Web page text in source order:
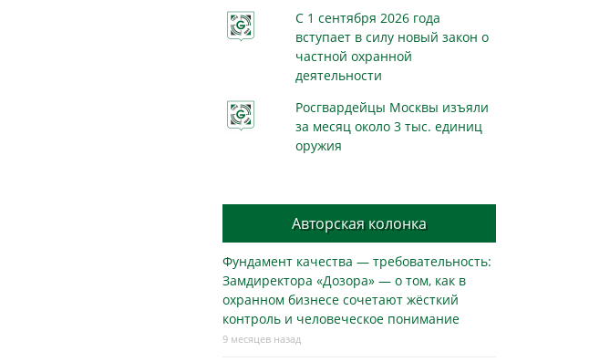
С 1 сентября 2026 года
вступает в силу новый закон о
частной охранной
деятельности
Росгвардейцы Москвы изъяли
за месяц около 3 тыс. единиц
оружия
Авторская колонка
Фундамент качества — требовательность:
Замдиректора «Дозора» — о том, как в
охранном бизнесe сочетают жёсткий
контроль и человеческое понимание
9 месяцев назад